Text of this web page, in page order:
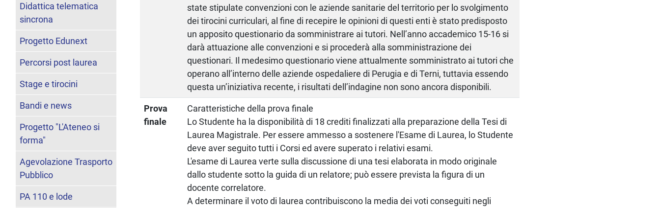
state stipulate convenzioni con le aziende sanitarie del territorio per lo svolgimento
dei tirocini curriculari, al fine di recepire le opinioni di questi enti è stato predisposto
un apposito questionario da somministrare ai tutori. Nell’anno accademico 15-16 si
darà attuazione alle convenzioni e si procederà alla somministrazione dei
questionari. Il medesimo questionario viene attualmente somministrato ai tutori che
operano all’interno delle aziende ospedaliere di Perugia e di Terni, tuttavia essendo
questa un’iniziativa recente, i risultati dell’indagine non sono ancora disponibili.
Prova
finale
Caratteristiche della prova finale
Lo Studente ha la disponibilità di 18 crediti finalizzati alla preparazione della Tesi di
Laurea Magistrale. Per essere ammesso a sostenere l'Esame di Laurea, lo Studente
deve aver seguito tutti i Corsi ed avere superato i relativi esami.
L'esame di Laurea verte sulla discussione di una tesi elaborata in modo originale
dallo studente sotto la guida di un relatore; può essere prevista la figura di un
docente correlatore.
A determinare il voto di laurea contribuiscono la media dei voti conseguiti negli
Didattica telematica
sincrona
Progetto Edunext
Percorsi post laurea
Stage e tirocini
Bandi e news
Progetto "L'Ateneo si
forma"
Agevolazione Trasporto
Pubblico
PA 110 e lode